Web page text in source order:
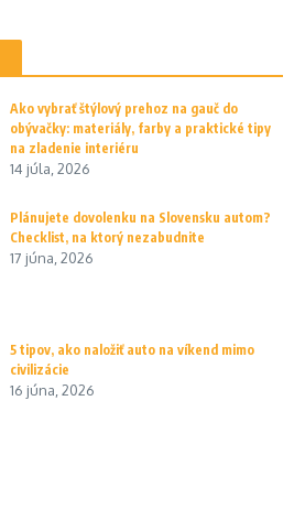
Ako vybrať štýlový prehoz na gauč do
obývačky: materiály, farby a praktické tipy
na zladenie interiéru
14 júla, 2026
Plánujete dovolenku na Slovensku autom?
Checklist, na ktorý nezabudnite
17 júna, 2026
5 tipov, ako naložiť auto na víkend mimo
civilizácie
16 júna, 2026